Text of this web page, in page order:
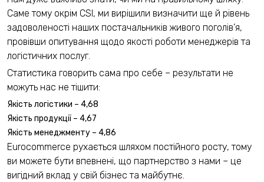
Саме тому окрім CSI, ми вирішили визначити ще й рівень
задоволеності наших постачальників живого поголів’я,
провівши опитування щодо якості роботи менеджерів та
логістичних послуг.
Статистика говорить сама про себе – результати не
можуть нас не тішити:
Якість логістики – 4,68
Якість продукції – 4,67
Якість менеджменту – 4,86
Eurocommerce рухається шляхом постійного росту, тому
ви можете бути впевнені, що партнерство з нами – це
вигідний вклад у свій бізнес та майбутнє.